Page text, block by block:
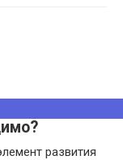
развития